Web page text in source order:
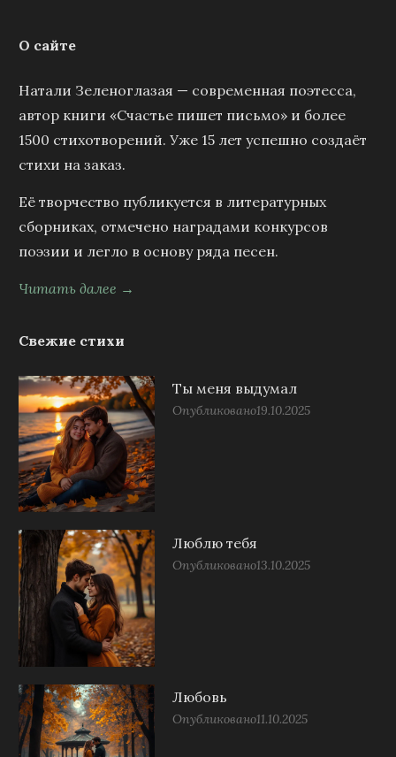
О сайте
Натали Зеленоглазая — современная поэтесса,
автор книги «Счастье пишет письмо» и более
1500 стихотворений. Уже 15 лет успешно создаёт
стихи на заказ.
Её творчество публикуется в литературных
сборниках, отмечено наградами конкурсов
поэзии и легло в основу ряда песен.
Читать далее →
Свежие стихи
Ты меня выдумал
Опубликовано19.10.2025
Люблю тебя
Опубликовано13.10.2025
Любовь
Опубликовано11.10.2025